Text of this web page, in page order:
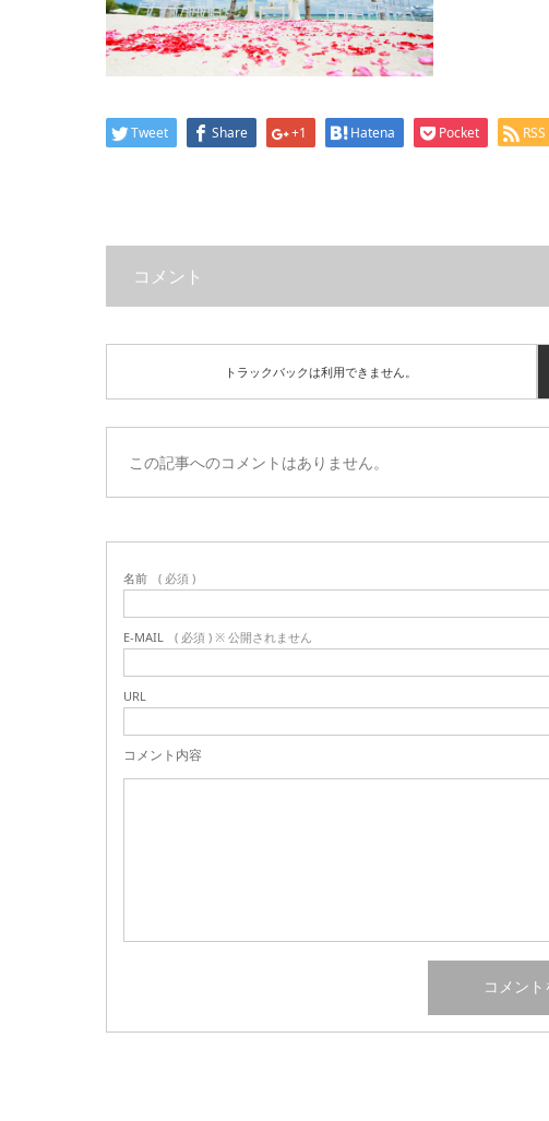
Tweet Share +1 Hatena Pocket RSS
コメント
トラックバックは利用できません。
この記事へのコメントはありません。
名前 ( 必須 )
E-MAIL ( 必須 ) ※ 公開されません
URL
コメント内容